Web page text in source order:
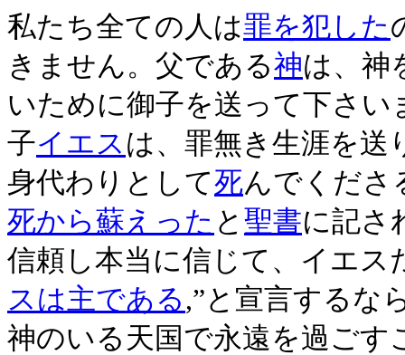
私たち全ての人は罪を犯した
きません。父である神は、神
いために御子を送って下さ
子イエス は、罪無き生涯を送
身代わりとして死んでくださ
死から蘇えった と 聖書に記さ
信頼し本当に信じて、イエス
スは主である ,”と宣言するな
神のいる天国で永遠を過ごす